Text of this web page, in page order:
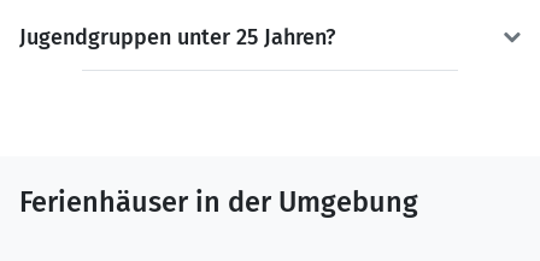
Jugendgruppen unter 25 Jahren?
Ferienhäuser in der Umgebung